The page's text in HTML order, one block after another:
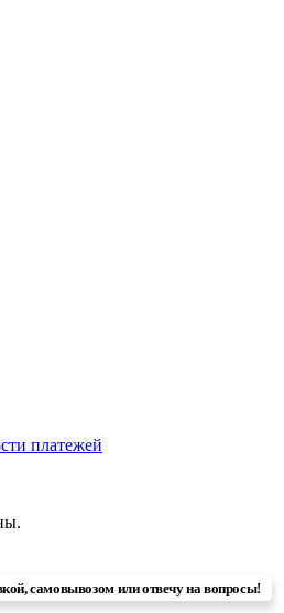
платежей
самовывозом или отвечу на вопросы!